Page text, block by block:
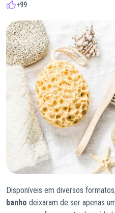
+99
Disponíveis em diversos
banho deixaram de ser apenas